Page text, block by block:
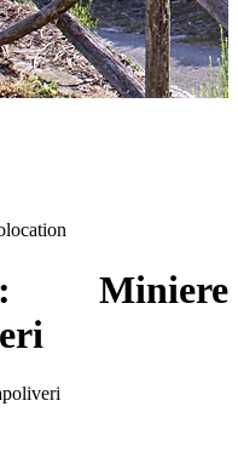
Miniere